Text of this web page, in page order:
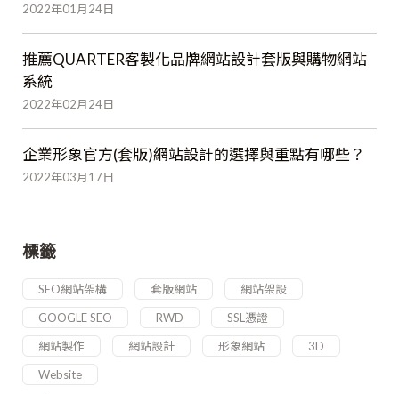
2022年01月24日
推薦QUARTER客製化品牌網站設計套版與購物網站
系統
2022年02月24日
企業形象官方(套版)網站設計的選擇與重點有哪些？
2022年03月17日
標籤
SEO網站架構 套版網站
網站架設
GOOGLE SEO
RWD
SSL憑證
網站製作
網站設計 形象網站
3D
Website